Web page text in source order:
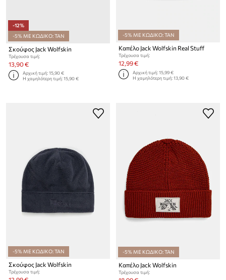
-12%
-5% ΜΕ ΚΩΔΙΚΟ: TAN
Σκούφος Jack Wolfskin
Τρέχουσα τιμή:
13,90 €
Αρχική τιμή:15,90 €
Η χαμηλότερη τιμή:15,90 €
-5% ΜΕ ΚΩΔΙΚΟ: TAN
Καπέλο Jack Wolfskin Real Stuff
Τρέχουσα τιμή:
12,99 €
Αρχική τιμή:15,99 €
Η χαμηλότερη τιμή:13,90 €
-5% ΜΕ ΚΩΔΙΚΟ: TAN
Σκούφος Jack Wolfskin
Τρέχουσα τιμή:
-5% ΜΕ ΚΩΔΙΚΟ: TAN
Καπέλο Jack Wolfskin
Τρέχουσα τιμή: